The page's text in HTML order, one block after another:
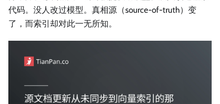
代码。没人改过模型。真相源（source-of-truth）变
了，而索引却对此一无所知。